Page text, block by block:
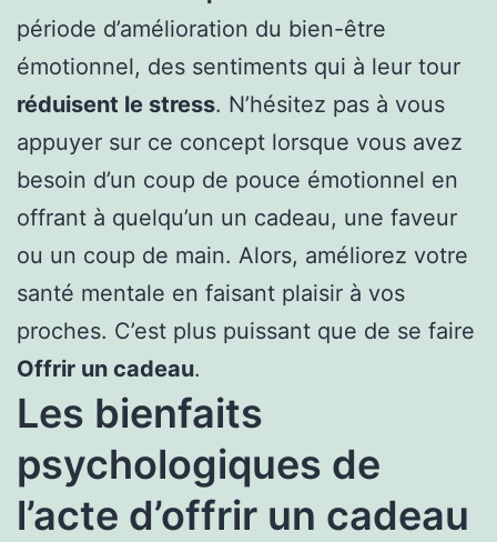
période d’amélioration du bien-être
émotionnel, des sentiments qui à leur tour
réduisent le stress. N’hésitez pas à vous
appuyer sur ce concept lorsque vous avez
besoin d’un coup de pouce émotionnel en
offrant à quelqu’un un cadeau, une faveur
ou un coup de main. Alors, améliorez votre
santé mentale en faisant plaisir à vos
proches. C’est plus puissant que de se faire
Offrir un cadeau.
Les bienfaits
psychologiques de
l’acte d’offrir un cadeau